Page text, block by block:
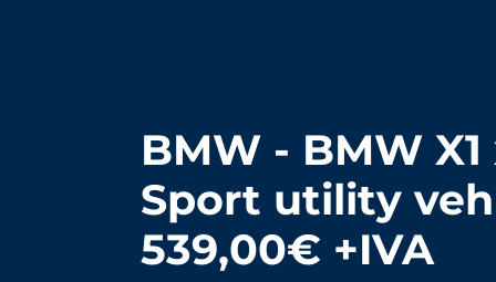
BMW - BMW
Sport utility
539,00€ +IVA